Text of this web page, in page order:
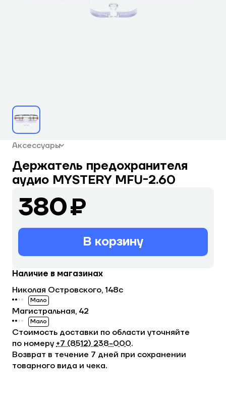
Аксессуары
Держатель предохранителя
аудио MYSTERY MFU-2.60
380 ₽
В корзину
Стоимость доставки по области уточняйте
по номеру +7 (8512) 238−000.
Возврат в течение 7 дней при сохранении
товарного вида и чека.
Наличие в магазинах
Николая Островского, 148с
Мало
Магистральная, 42
Мало